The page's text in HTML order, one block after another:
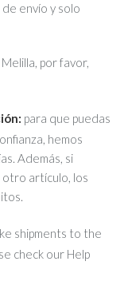
envío y solo
por favor,
para que puedas
hemos
Además, si
artículo, los
shipments to the
check our Help